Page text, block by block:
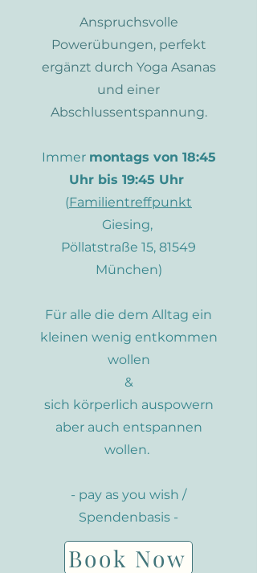
Anspruchsvolle
Powerübungen, perfekt
ergänzt durch Yoga Asanas
und einer
Abschlussentspannung.
Immer montags von 18:45
Uhr bis 19:45 Uhr
(Familientreffpunkt
Giesing,
Pöllatstraße 15, 81549
München)
Für alle die dem Alltag ein
kleinen wenig entkommen
wollen
&
sich körperlich auspowern
aber auch entspannen
wollen.
- pay as you wish /
Spendenbasis -
Book Now